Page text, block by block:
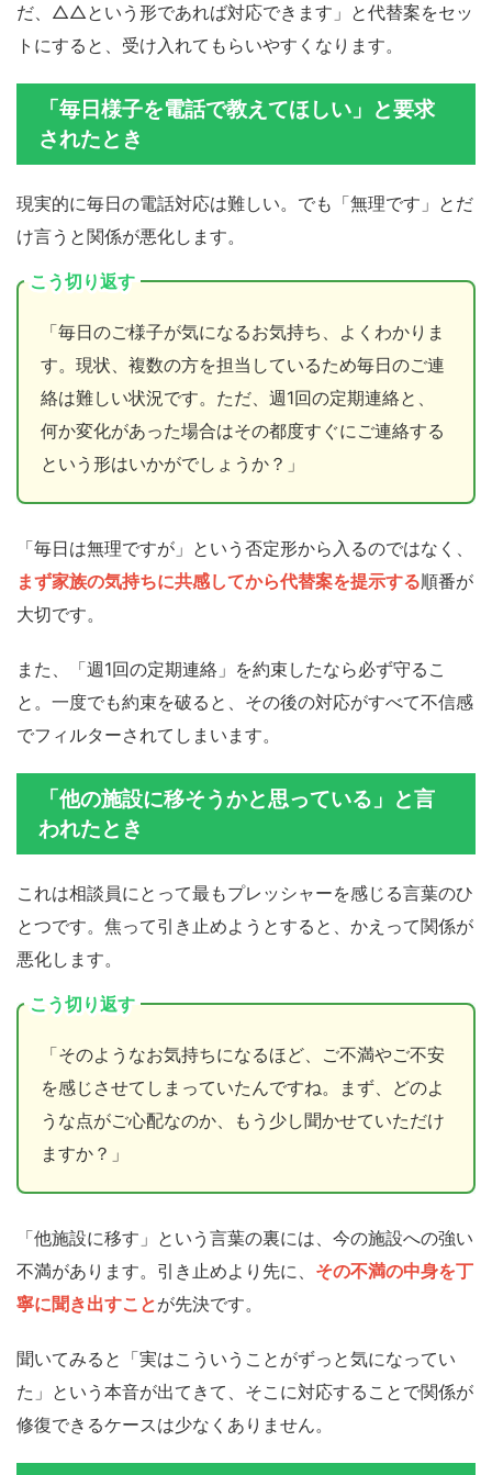
だ、△△という形であれば対応できます」と代替案をセッ
トにすると、受け入れてもらいやすくなります。
「毎日様子を電話で教えてほしい」と要求
されたとき
現実的に毎日の電話対応は難しい。でも「無理です」とだ
け言うと関係が悪化します。
こう切り返す
「毎日のご様子が気になるお気持ち、よくわかりま
す。現状、複数の方を担当しているため毎日のご連
絡は難しい状況です。ただ、週1回の定期連絡と、
何か変化があった場合はその都度すぐにご連絡する
という形はいかがでしょうか？」
「毎日は無理ですが」という否定形から入るのではなく、
まず家族の気持ちに共感してから代替案を提示する順番が
大切です。
また、「週1回の定期連絡」を約束したなら必ず守るこ
と。一度でも約束を破ると、その後の対応がすべて不信感
でフィルターされてしまいます。
「他の施設に移そうかと思っている」と言
われたとき
これは相談員にとって最もプレッシャーを感じる言葉のひ
とつです。焦って引き止めようとすると、かえって関係が
悪化します。
こう切り返す
「そのようなお気持ちになるほど、ご不満やご不安
を感じさせてしまっていたんですね。まず、どのよ
うな点がご心配なのか、もう少し聞かせていただけ
ますか？」
「他施設に移す」という言葉の裏には、今の施設への強い
不満があります。引き止めより先に、 その不満の中身を丁
寧に聞き出すことが先決です。
聞いてみると「実はこういうことがずっと気になってい
た」という本音が出てきて、そこに対応することで関係が
修復できるケースは少なくありません。